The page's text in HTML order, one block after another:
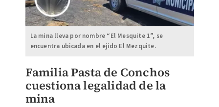
La mina lleva por nombre “El Mesquite 1”, se
encuentra ubicada en el ejido El Mezquite.
Familia Pasta de Conchos
cuestiona legalidad de la
mina